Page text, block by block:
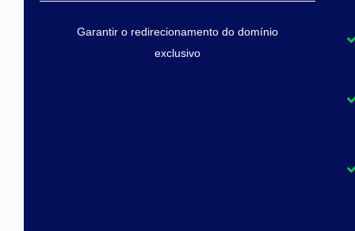
Garantir o redirecionamento do domínio
exclusivo